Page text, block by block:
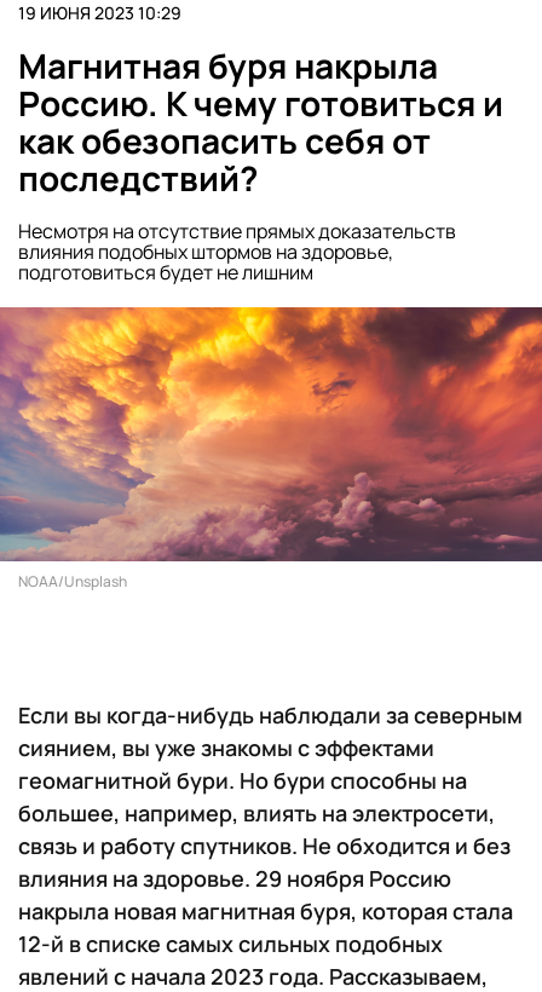
19 ИЮНЯ 2023 10:29
Магнитная буря накрыла
Россию. К чему готовиться и
как обезопасить себя от
последствий?
Несмотря на отсутствие прямых доказательств
влияния подобных штормов на здоровье,
подготовиться будет не лишним
NOAA/Unsplash
Если вы когда-нибудь наблюдали за северным
сиянием, вы уже знакомы с эффектами
геомагнитной бури. Но бури способны на
большее, например, влиять на электросети,
связь и работу спутников. Не обходится и без
влияния на здоровье. 29 ноября Россию
накрыла новая магнитная буря, которая стала
12-й в списке самых сильных подобных
явлений с начала 2023 года. Рассказываем,